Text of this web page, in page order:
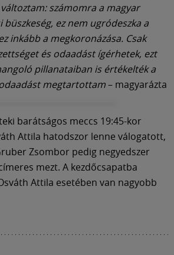
számomra a magyar
ez nem ugródeszka a
inkább a megkoronázása. Csak
és odaadást ígérhetek, ezt
pillanataiban is értékelték a
megtartottam– magyarázta
barátságos meccs 19:45-kor
Attila hatodszor lenne válogatott,
Zsombor pedig negyedszer
mezt. A kezdőcsapatba
Attila esetében van nagyobb